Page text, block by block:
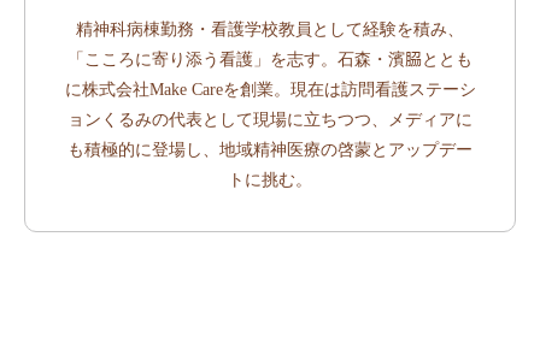
精神科病棟勤務・看護学校教員として経験を積み、
「こころに寄り添う看護」を志す。石森・濱𦚰ととも
に株式会社Make Careを創業。現在は訪問看護ステーシ
ョンくるみの代表として現場に立ちつつ、メディアに
も積極的に登場し、地域精神医療の啓蒙とアップデー
トに挑む。